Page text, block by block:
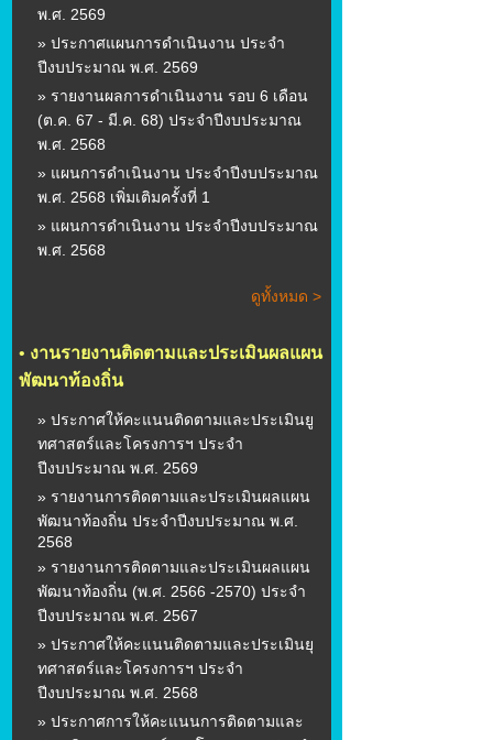
พ.ศ. 2569
» ประกาศแผนการดำเนินงาน ประจำ
ปีงบประมาณ พ.ศ. 2569
» รายงานผลการดำเนินงาน รอบ 6 เดือน
(ต.ค. 67 - มี.ค. 68) ประจำปีงบประมาณ
พ.ศ. 2568
» แผนการดำเนินงาน ประจำปีงบประมาณ
พ.ศ. 2568 เพิ่มเติมครั้งที่ 1
» แผนการดำเนินงาน ประจำปีงบประมาณ
พ.ศ. 2568
ดูทั้งหมด >
• งานรายงานติดตามและประเมินผลแผน
พัฒนาท้องถิ่น
» ประกาศให้คะแนนติดตามและประเมินยู
ทศาสตร์และโครงการฯ ประจำ
ปีงบประมาณ พ.ศ. 2569
» รายงานการติดตามและประเมินผลแผน
พัฒนาท้องถิ่น ประจำปีงบประมาณ พ.ศ.
2568
» รายงานการติดตามและประเมินผลแผน
พัฒนาท้องถิ่น (พ.ศ. 2566 -2570) ประจำ
ปีงบประมาณ พ.ศ. 2567
» ประกาศให้คะแนนติดตามและประเมินยุ
ทศาสตร์และโครงการฯ ประจำ
ปีงบประมาณ พ.ศ. 2568
» ประกาศการให้คะแนนการติดตามและ